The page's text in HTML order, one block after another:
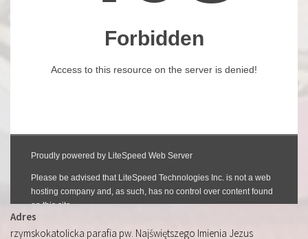
Adres
rzymskokatolicka parafia pw. Najświętszego Imienia Jezus